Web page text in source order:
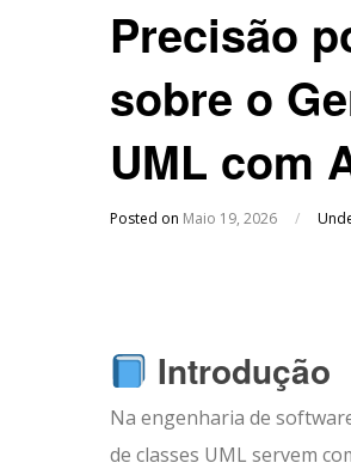
Precisão
sobre o
UML com
Posted on Maio 19, 2026 /
Introdução
Na engenharia de
de classes UML servem